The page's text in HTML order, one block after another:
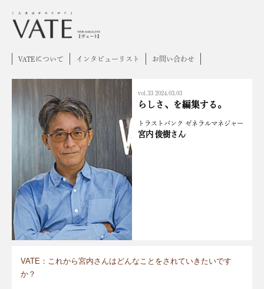
VATEについて インタビューリスト お問い合わせ
vol.33 2024.03.03
らしさ、を編集する。
トラストバンク ゼネラルマネジャー
宮内 俊樹さん
VATE：これから宮内さんはどんなことをされていきたいです
か？